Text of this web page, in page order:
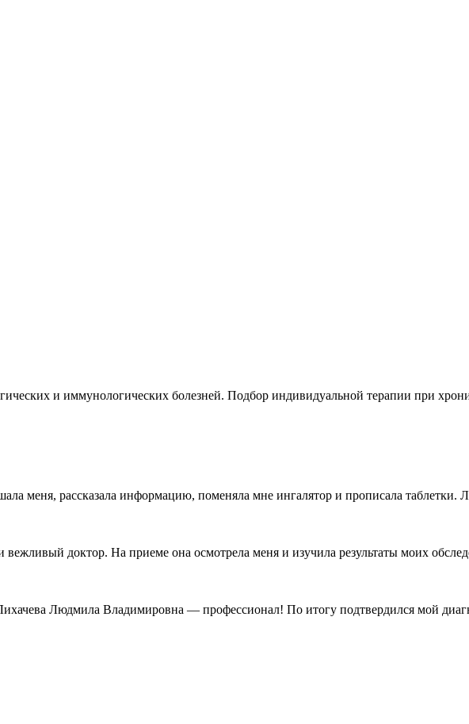
и иммунологических болезней. Подбор индивидуальной терапии при
меня, рассказала информацию, поменяла мне ингалятор и прописала таблетки.
доктор. На приеме она осмотрела меня и изучила результаты моих
Людмила Владимировна — профессионал! По итогу подтвердился мой